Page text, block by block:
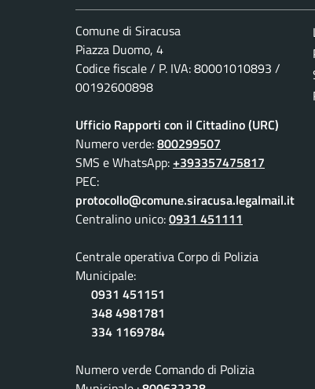
Comune di Siracusa
Piazza Duomo, 4
Codice fiscale / P. IVA: 80001010893 /
00192600898
Ufficio Rapporti con il Cittadino (URC)
Numero verde:800299507
SMS e WhatsApp:+393357475817
PEC:
protocollo@comune.siracusa.legalmail.it
Centralino unico:0931 451111
Centrale operativa Corpo di Polizia
Municipale:
0931 451151
348 4981781
334 1169784
Numero verde Comando di Polizia